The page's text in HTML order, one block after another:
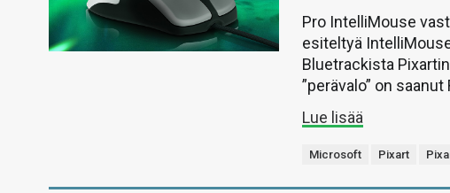
Pro IntelliMouse
esiteltyä
Bluetrackista
”perävalo” on
Lue lisää
Microsoft Pixart